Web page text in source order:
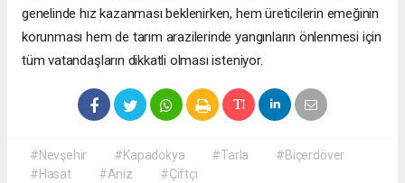
genelinde hız kazanması beklenirken, hem üreticilerin emeğinin
korunması hem de tarım arazilerinde yangınların önlenmesi için
tüm vatandaşların dikkatli olması isteniyor.
#Nevşehir #Kapadokya #Tarla
#Biçerdöver
#Hasat
#Aniz #Çiftçi